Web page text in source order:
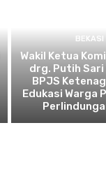
BEKASI
Wakil Ketua
drg. Putih Sari
BPJS
Edukasi Warga